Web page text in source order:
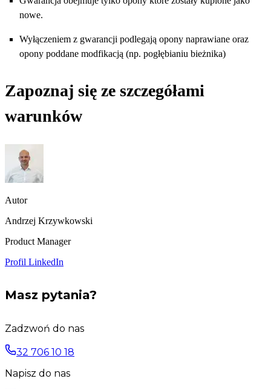
nowe.
Wyłączeniem z gwarancji podlegają opony naprawiane oraz
opony poddane modfikacją (np. pogłębianiu bieżnika)
Zapoznaj się ze szczegółami
warunków
Autor
Andrzej Krzywkowski
Product Manager
Profil LinkedIn
Masz pytania?
Zadzwoń do nas
32 706 10 18
Napisz do nas